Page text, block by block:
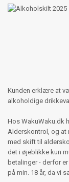
Kunden erklære at
alkoholdige
Hos WakuWaku.dk
Alderskontrol, og at
med skift til
det i øjeblikke kun
betalinger - derfor
på min. 18 år, da vi